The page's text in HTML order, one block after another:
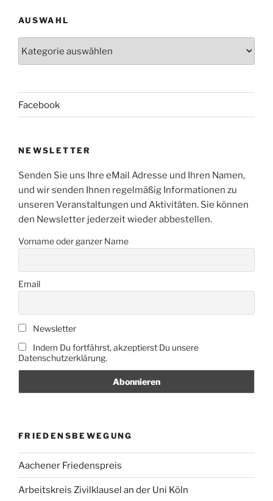
AUSWAHL
Facebook
NEWSLETTER
Senden Sie uns Ihre eMail Adresse und Ihren Namen,
und wir senden Ihnen regelmäßig Informationen zu
unseren Veranstaltungen und Aktivitäten. Sie können
den Newsletter jederzeit wieder abbestellen.
Vorname oder ganzer Name
Email
Newsletter
Indem Du fortfährst, akzeptierst Du unsere
Datenschutzerklärung.
FRIEDENSBEWEGUNG
Aachener Friedenspreis
Arbeitskreis Zivilklausel an der Uni Köln